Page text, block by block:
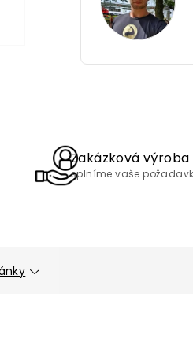
Zakázková výroba
splníme vaše